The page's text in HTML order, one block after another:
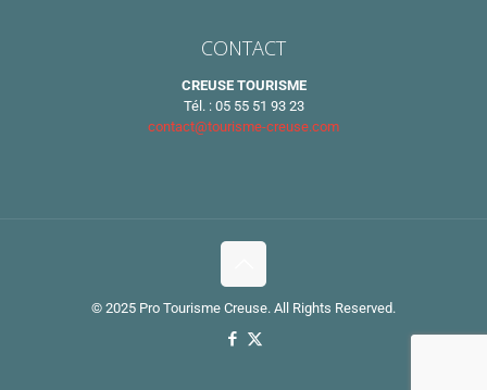
CONTACT
CREUSE TOURISME
Tél. : 05 55 51 93 23
contact@tourisme-creuse.com
© 2025 Pro Tourisme Creuse. All Rights Reserved.